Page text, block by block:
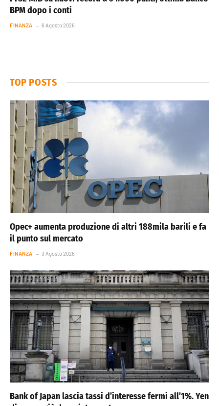
BPM dopo i conti
FINANZA 6 Agosto 2026
TOP POSTS
Opec+ aumenta produzione di altri 188mila barili e fa
il punto sul mercato
FINANZA 3 Agosto 2026
Bank of Japan lascia tassi d’interesse fermi all’1%. Yen